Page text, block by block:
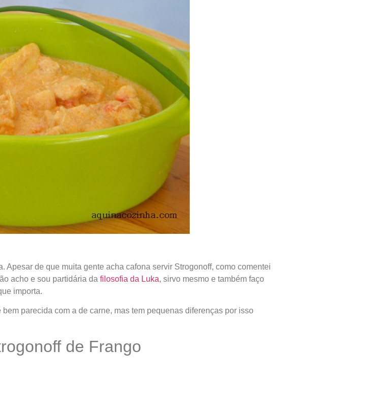
Apesar de que muita gente acha cafona servir Strogonoff, como comentei
acho e sou partidária da filosofia da Luka, sirvo mesmo e também faço
importa.
parecida com a de carne, mas tem pequenas diferenças por isso
de Frango